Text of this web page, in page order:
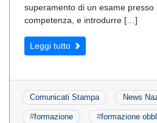
superamento di un esame presso
competenza, e introdurre […]
Leggi tutto
Comunicati Stampa News
#formazione #formazione